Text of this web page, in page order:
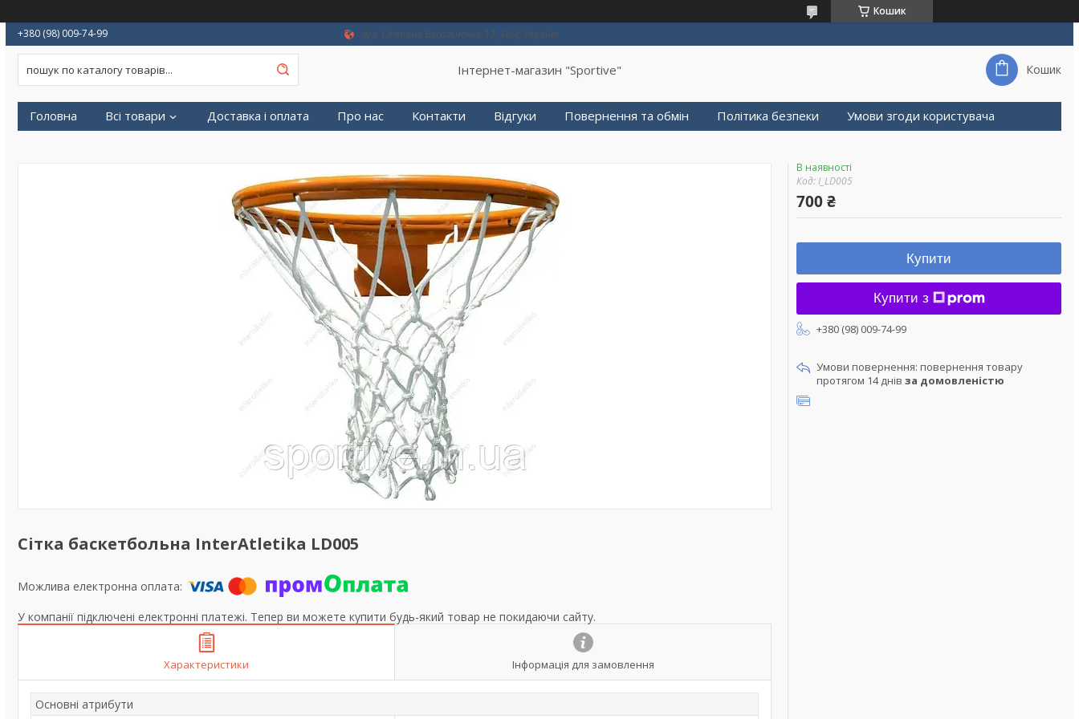
Кошик
+380 (98) 009-74-99
вул. Степана Васильченко 12, Київ, Україна
Інтернет-магазин "Sportive" Кошик
Головна Всі товари Доставка і оплата Про нас Контакти Відгуки Повернення та обмін Політика безпеки Умови згоди користувача
Сітка баскетбольна InterAtletika LD005
У компанії підключені електронні платежі. Тепер ви можете купити будь-який товар не покидаючи сайту.
Характеристики Інформація для замовлення
Основні атрибути
В наявності
Код:I_LD005
700 ₴
Купити
Купити з
+380 (98) 009-74-99
повернення товару
протягом 14 днів за домовленістю